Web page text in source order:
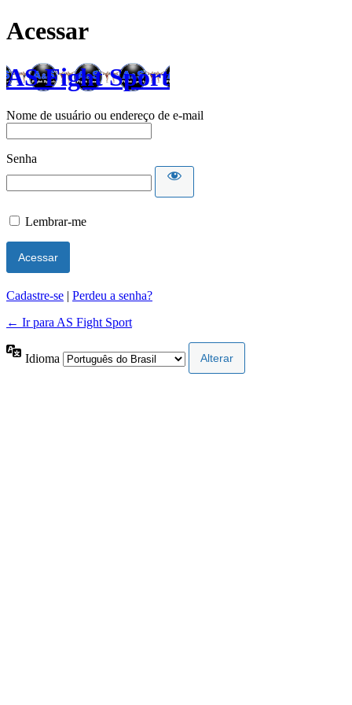
Acessar
AS Fight Sport
Nome de usuário ou endereço de e-mail
Senha
Lembrar-me
Cadastre-se | Perdeu a senha?
← Ir para AS Fight Sport
Idioma